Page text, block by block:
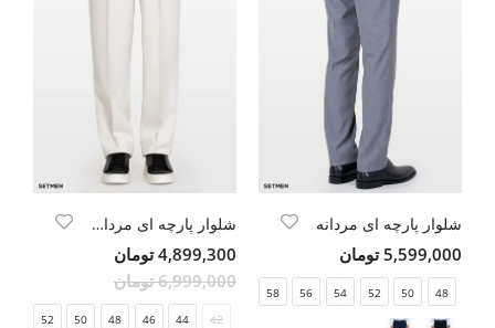
شلوار پارچه ای مردانه
5,599,000 تومان
48
50
52
54
56
58
شلوار پارچه ای مردانه واید
4,899,300 تومان
6,999,000 تومان
42
44
46
48
50
52